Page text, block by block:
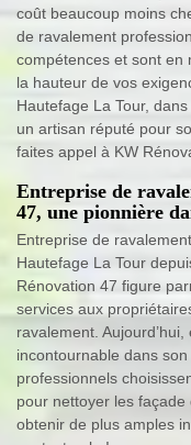
coût beaucoup moins
de ravalement
compétences et sont en
la hauteur de vos
Hautefage La Tour,
un artisan réputé pour
faites appel à KW
Entreprise de
47, une pionnière
Entreprise de
Hautefage La Tour
Rénovation 47 figure
services aux
ravalement.
incontournable dans
professionnels
pour nettoyer les
obtenir de plus amples